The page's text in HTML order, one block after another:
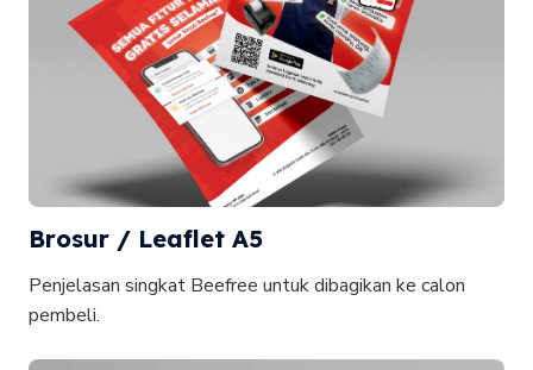
Brosur / Leaflet A5
Penjelasan singkat Beefree untuk dibagikan ke calon
pembeli.